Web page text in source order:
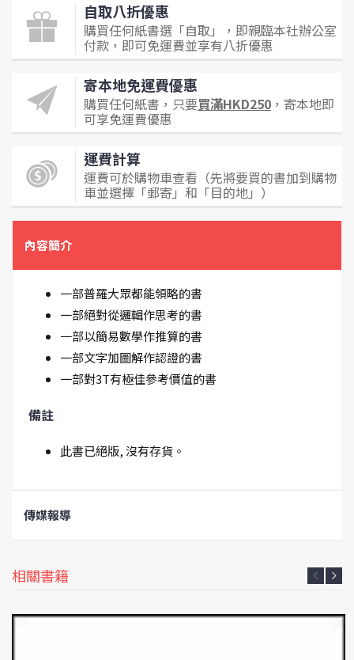
自取八折優惠
購買任何紙書選「自取」，即親臨本社辦公室
付款，即可免運費並享有八折優惠
寄本地免運費優惠
購買任何紙書，只要買滿HKD250 ，寄本地即
可享免運費優惠
運費計算
運費可於購物車查看（先將要買的書加到購物
車並選擇「郵寄」和「目的地」）
內容簡介
一部普羅大眾都能領略的書
一部絕對從邏輯作思考的書
一部以簡易數學作推算的書
一部文字加圖解作認證的書
一部對3T有極佳參考價值的書
備註
此書已絕版, 沒有存貨。
傳媒報導
相關書籍